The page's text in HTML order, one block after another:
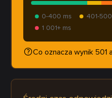
0-400 ms 401-
1 001+ ms
Co oznacza wynik 501